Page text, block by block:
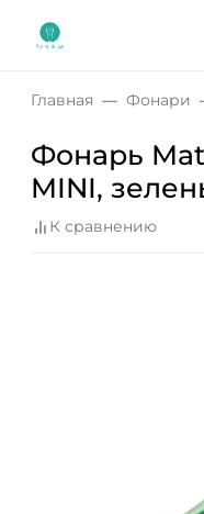
Главная Фонари
Фонарь
MINI,
К сравнению